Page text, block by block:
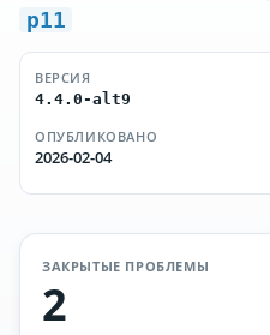
p11
ВЕРСИЯ
4.4.0-alt9
ОПУБЛИКОВАНО
2026-02-04
ЗАКРЫТЫЕ ПРОБЛЕМЫ
2